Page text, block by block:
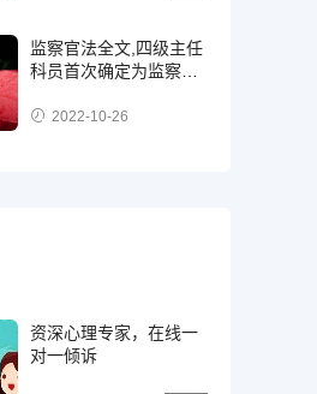
监察官法全文,四级主任
科员首次确定为监察
级?2022-10-26
资深心理专家，在线一
对一倾诉